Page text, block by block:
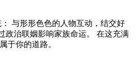
与形形色色的人物互动，结交好
政治联姻影响家族命运。 在这充满
于你的道路。